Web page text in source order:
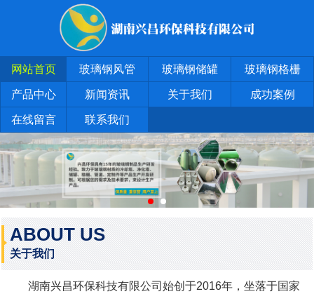
网站首页 玻璃钢风管 玻璃钢储罐 玻璃钢格栅
产品中心 新闻资讯 关于我们 成功案例
在线留言 联系我们
ABOUT US
关于我们
湖南兴昌环保科技有限公司始创于2016年，坐落于国家